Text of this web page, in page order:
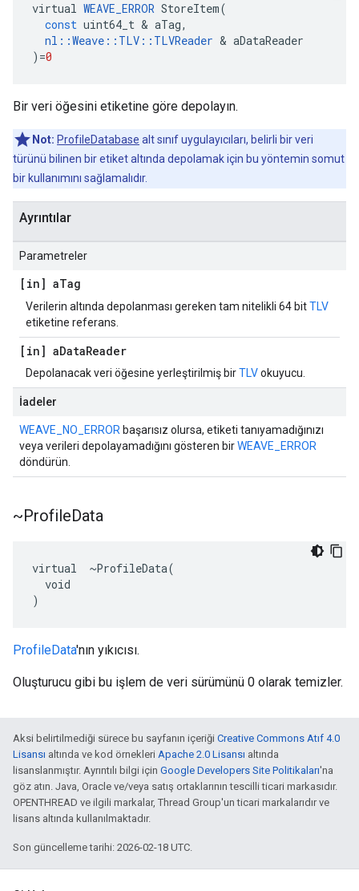
virtual WEAVE_ERROR StoreItem(
const uint64_t & aTag,
nl ::Weave :: TLV :: TLVReader & aDataReader
) =0
Bir veri öğesini etiketine göre depolayın.
Not: ProfileDatabase alt sınıf uygulayıcıları, belirli bir veri
türünü bilinen bir etiket altında depolamak için bu yöntemin somut
bir kullanımını sağlamalıdır.
Ayrıntılar
Parametreler
[in] aTag
Verilerin altında depolanması gereken tam nitelikli 64 bitTLV
etiketine referans.
[in] aDataReader
Depolanacak veri öğesine yerleştirilmiş birTLVokuyucu.
İadeler
WEAVE_NO_ERROR başarısız olursa, etiketi tanıyamadığınızı
veya verileri depolayamadığını gösteren birWEAVE_ERROR
döndürün.
~ProfileData
virtual  ~ProfileData(
  void
)
ProfileData'nın yıkıcısı.
Oluşturucu gibi bu işlem de veri sürümünü 0 olarak temizler.
Aksi belirtilmediği sürece bu sayfanın içeriği Creative Commons Atıf 4.0
Lisansı altında ve kod örnekleri Apache 2.0 Lisansı altında
lisanslanmıştır. Ayrıntılı bilgi için Google Developers Site Politikaları'na
göz atın. Java, Oracle ve/veya satış ortaklarının tescilli ticari markasıdır.
OPENTHREAD ve ilgili markalar, Thread Group'un ticari markalarıdır ve
lisans altında kullanılmaktadır.
Son güncelleme tarihi: 2026-02-18 UTC.